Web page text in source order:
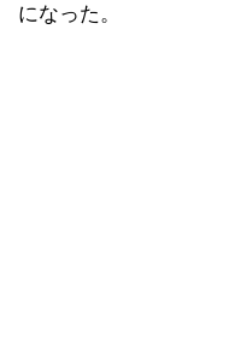
になった。